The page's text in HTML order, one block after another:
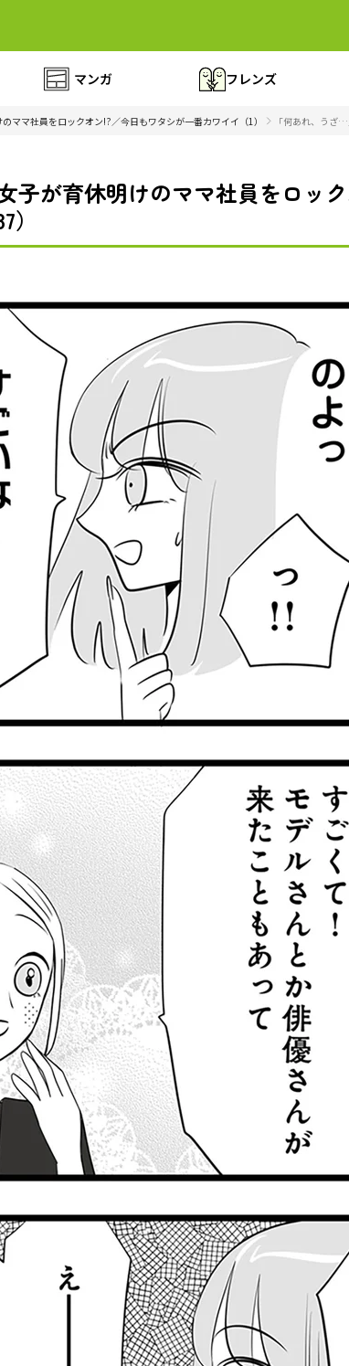
マンガ フレンズ
ママ社員をロックオン!?／今日もワタシが一番カワイイ（1） 「何あれ、うざ
子が育休明けのママ社員をロッ